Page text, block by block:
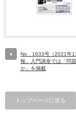
No．1633号（2021年
報」入門講座では「問
か」を掲載
トップページに戻る